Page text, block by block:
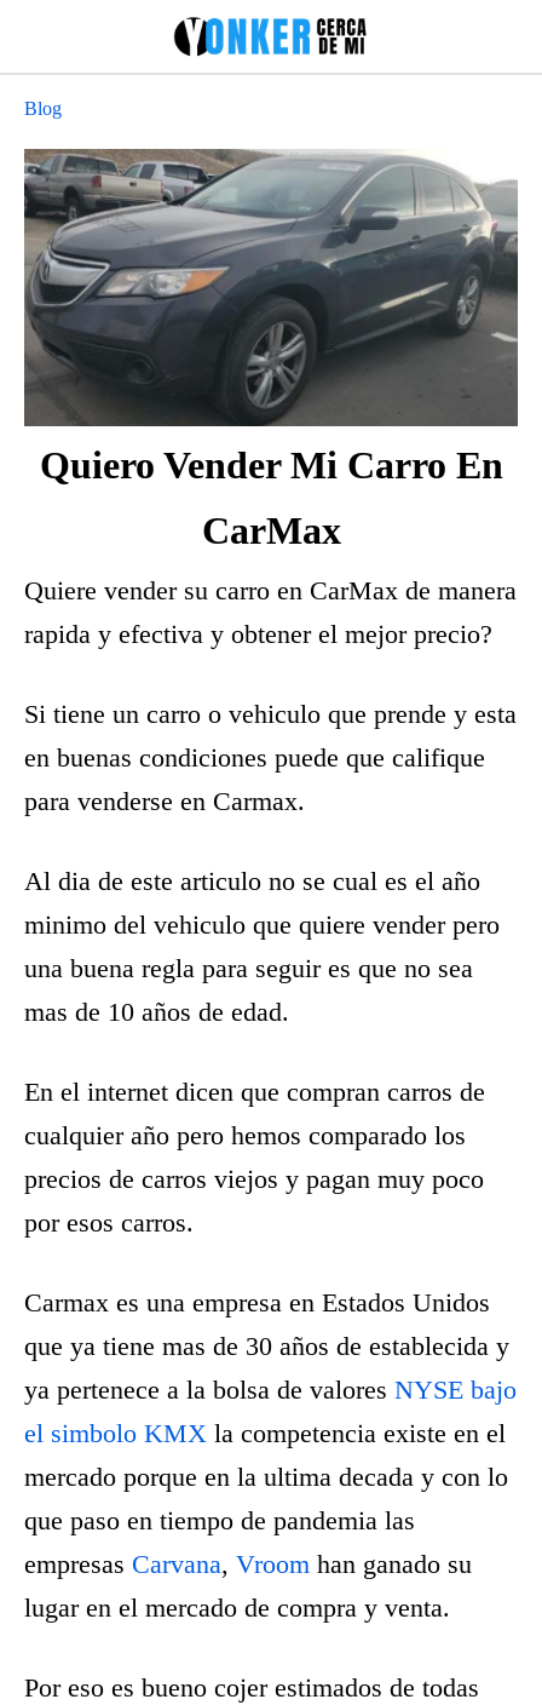
Blog
Quiero Vender Mi Carro En
CarMax
Quiere vender su carro en CarMax de manera
rapida y efectiva y obtener el mejor precio?
Si tiene un carro o vehiculo que prende y esta
en buenas condiciones puede que califique
para venderse en Carmax.
Al dia de este articulo no se cual es el año
minimo del vehiculo que quiere vender pero
una buena regla para seguir es que no sea
mas de 10 años de edad.
En el internet dicen que compran carros de
cualquier año pero hemos comparado los
precios de carros viejos y pagan muy poco
por esos carros.
Carmax es una empresa en Estados Unidos
que ya tiene mas de 30 años de establecida y
ya pertenece a la bolsa de valores NYSE bajo
el simbolo KMX la competencia existe en el
mercado porque en la ultima decada y con lo
que paso en tiempo de pandemia las
empresas Carvana, Vroom han ganado su
lugar en el mercado de compra y venta.
Por eso es bueno cojer estimados de todas